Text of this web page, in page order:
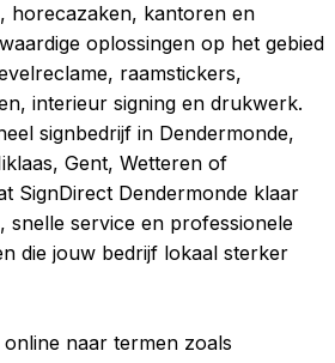
horecazaken, kantoren en
oplossingen op het gebied
raamstickers,
interieur signing en drukwerk.
signbedrijf in Dendermonde,
Gent, Wetteren of
SignDirect Dendermonde klaar
snelle service en professionele
die jouw bedrijf lokaal sterker
naar termen zoals